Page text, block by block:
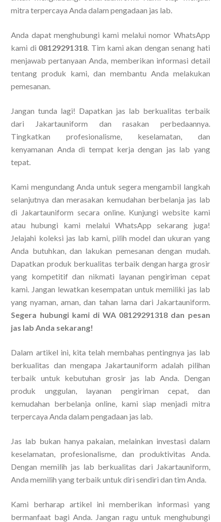
mitra terpercaya Anda dalam pengadaan jas lab.
Anda dapat menghubungi kami melalui nomor WhatsApp
kami di 08129291318 . Tim kami akan dengan senang hati
menjawab pertanyaan Anda, memberikan informasi detail
tentang produk kami, dan membantu Anda melakukan
pemesanan.
Jangan tunda lagi! Dapatkan jas lab berkualitas terbaik
dari Jakartauniform dan rasakan perbedaannya.
Tingkatkan profesionalisme, keselamatan, dan
kenyamanan Anda di tempat kerja dengan jas lab yang
tepat.
Kami mengundang Anda untuk segera mengambil langkah
selanjutnya dan merasakan kemudahan berbelanja jas lab
di Jakartauniform secara online. Kunjungi website kami
atau hubungi kami melalui WhatsApp sekarang juga!
Jelajahi koleksi jas lab kami, pilih model dan ukuran yang
Anda butuhkan, dan lakukan pemesanan dengan mudah.
Dapatkan produk berkualitas terbaik dengan harga grosir
yang kompetitif dan nikmati layanan pengiriman cepat
kami. Jangan lewatkan kesempatan untuk memiliki jas lab
yang nyaman, aman, dan tahan lama dari Jakartauniform.
Segera hubungi kami di WA 08129291318 dan pesan
jas lab Anda sekarang!
Dalam artikel ini, kita telah membahas pentingnya jas lab
berkualitas dan mengapa Jakartauniform adalah pilihan
terbaik untuk kebutuhan grosir jas lab Anda. Dengan
produk unggulan, layanan pengiriman cepat, dan
kemudahan berbelanja online, kami siap menjadi mitra
terpercaya Anda dalam pengadaan jas lab.
Jas lab bukan hanya pakaian, melainkan investasi dalam
keselamatan, profesionalisme, dan produktivitas Anda.
Dengan memilih jas lab berkualitas dari Jakartauniform,
Anda memilih yang terbaik untuk diri sendiri dan tim Anda.
Kami berharap artikel ini memberikan informasi yang
bermanfaat bagi Anda. Jangan ragu untuk menghubungi